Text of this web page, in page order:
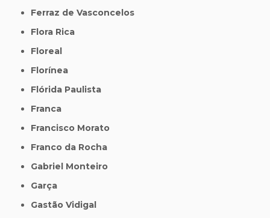
Ferraz de Vasconcelos
Flora Rica
Floreal
Florínea
Flórida Paulista
Franca
Francisco Morato
Franco da Rocha
Gabriel Monteiro
Garça
Gastão Vidigal